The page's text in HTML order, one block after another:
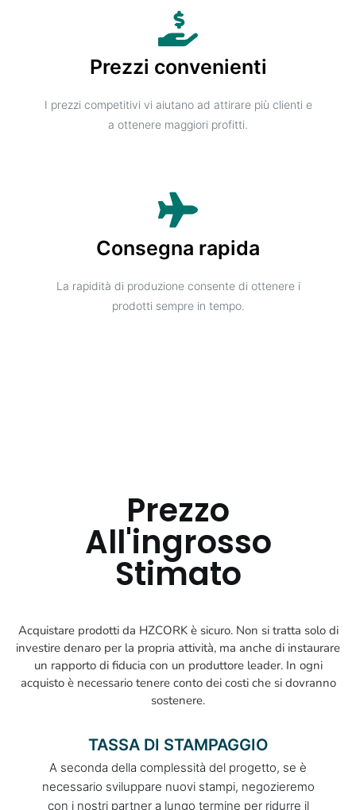
Prezzi convenienti
I prezzi competitivi vi aiutano ad attirare più clienti e
a ottenere maggiori profitti.
Consegna rapida
La rapidità di produzione consente di ottenere i
prodotti sempre in tempo.
Prezzo
All'ingrosso
Stimato
Acquistare prodotti da HZCORK è sicuro. Non si tratta solo di
investire denaro per la propria attività, ma anche di instaurare
un rapporto di fiducia con un produttore leader. In ogni
acquisto è necessario tenere conto dei costi che si dovranno
sostenere.
TASSA DI STAMPAGGIO
A seconda della complessità del progetto, se è
necessario sviluppare nuovi stampi, negozieremo
con i nostri partner a lungo termine per ridurre il